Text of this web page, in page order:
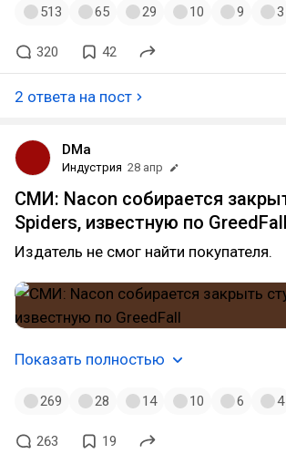
513 65 29 10 9 3
320 42
2 ответа на пост
DMa
Индустрия 28 апр
СМИ: Nacon собирается
Spiders, известную по GreedFall
Издатель не смог найти покупателя.
Показать полностью
269 28 14 10 6 4
263 19